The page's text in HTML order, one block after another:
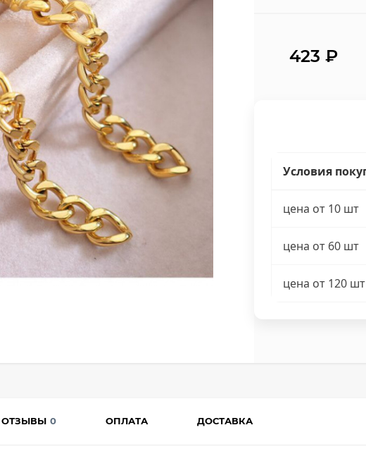
423₽
Условия
цена от 10 шт
цена от 60 шт
цена от 120 шт
ОТЗЫВЫ 0 ОПЛАТА ДОСТАВКА